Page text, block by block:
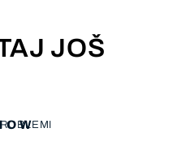
JOŠ